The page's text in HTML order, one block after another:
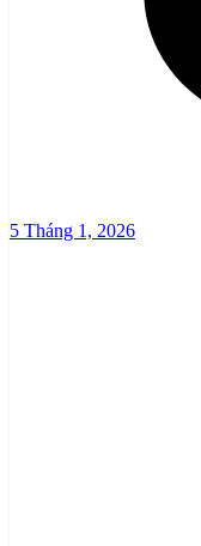
5 Tháng 1, 2026